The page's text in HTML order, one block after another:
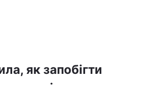
як запобігти